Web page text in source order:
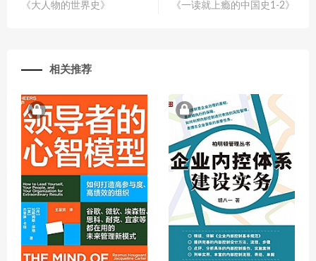
《大人物的世界史》
《一读就上瘾的中国史1-2》
相关推荐